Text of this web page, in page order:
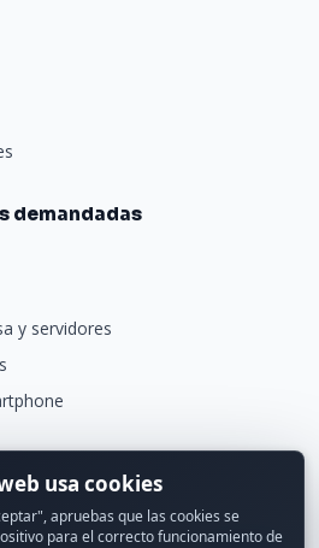
demandadas
y servidores
y novedades.
usa cookies
apruebas que las cookies se
para el correcto funcionamiento de